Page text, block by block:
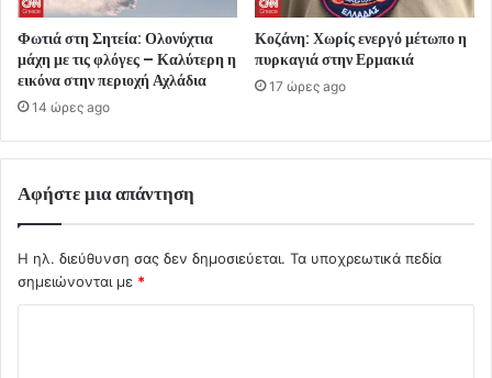
Φωτιά στη Σητεία: Ολονύχτια
μάχη με τις φλόγες – Καλύτερη η
εικόνα στην περιοχή Αχλάδια
14 ώρες ago
Κοζάνη: Χωρίς ενεργό μέτωπο η
πυρκαγιά στην Ερμακιά
17 ώρες ago
Αφήστε μια απάντηση
Η ηλ. διεύθυνση σας δεν δημοσιεύεται. Τα υποχρεωτικά πεδία
σημειώνονται με *